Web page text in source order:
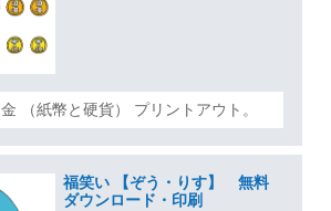
（紙幣と硬貨） プリントアウト。
福笑い 【ぞう・りす】 無料
ダウンロード・印刷